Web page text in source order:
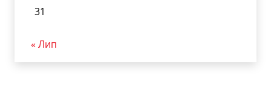
31
« Лип